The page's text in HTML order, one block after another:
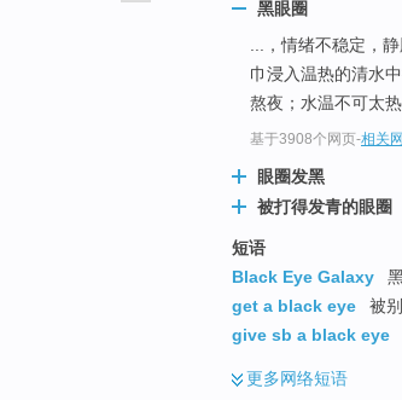
黑眼圈
...，情绪不稳定，
巾浸入温热的清水
熬夜；水温不可太
基于3908个网页-相关
眼圈发黑
被打得发青的眼圈
短语
Black Eye Galaxy
get a black eye
被
give sb a black eye
更多网络短语